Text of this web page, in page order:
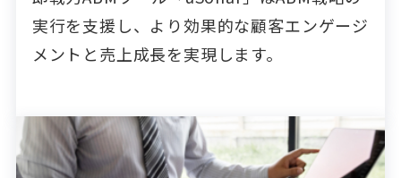
実行を支援し、より効果的な顧客エンゲージ
メントと売上成長を実現します。